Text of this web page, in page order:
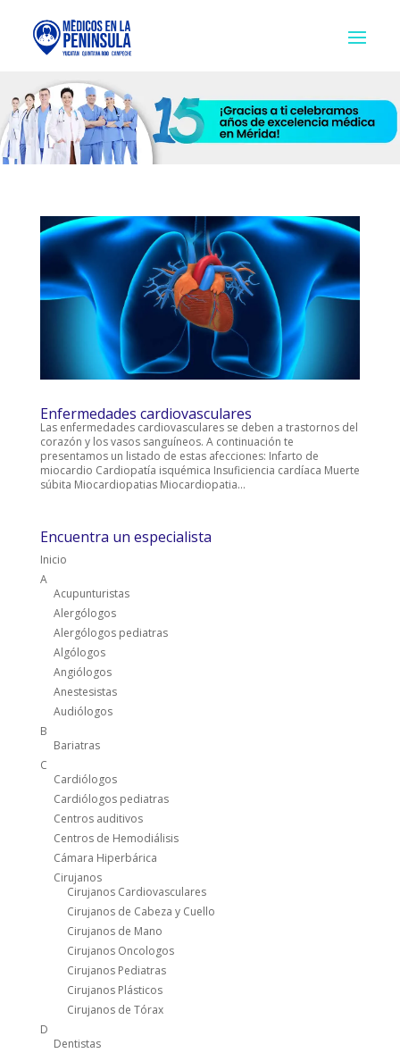
Enfermedades cardiovasculares
Las enfermedades cardiovasculares se deben a trastornos del
corazón y los vasos sanguíneos. A continuación te
presentamos un listado de estas afecciones: Infarto de
miocardio Cardiopatía isquémica Insuficiencia cardíaca Muerte
súbita Miocardiopatias Miocardiopatia...
Encuentra un especialista
Inicio
A
Acupunturistas
Alergólogos
Alergólogos pediatras
Algólogos
Angiólogos
Anestesistas
Audiólogos
B
Bariatras
C
Cardiólogos
Cardiólogos pediatras
Centros auditivos
Centros de Hemodiálisis
Cámara Hiperbárica
Cirujanos
Cirujanos Cardiovasculares
Cirujanos de Cabeza y Cuello
Cirujanos de Mano
Cirujanos Oncologos
Cirujanos Pediatras
Cirujanos Plásticos
Cirujanos de Tórax
D
Dentistas